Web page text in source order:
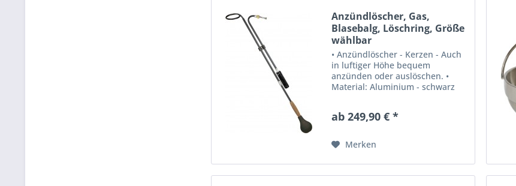
Anzündlöscher, Gas,
Blasebalg, Löschring, Größe
wählbar
• Anzündlöscher - Kerzen - Auch
in luftiger Höhe bequem
anzünden oder auslöschen. •
Material: Aluminium - schwarz
verlängerbar. • Einfaches
hochstehnden...
ab 249,90 € *
Merken